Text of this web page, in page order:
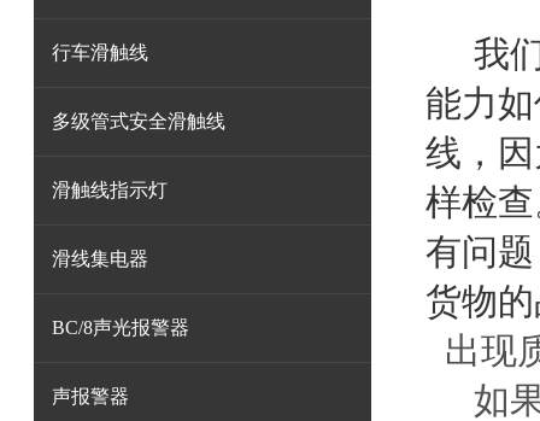
行车滑触线
多级管式安全滑触线
滑触线指示灯
滑线集电器
BC/8声光报警器
声报警器
我们
能力
线，
样检
有问
货物
出现
如果